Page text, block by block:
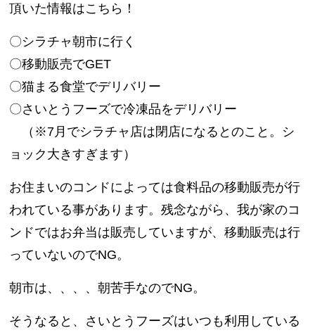
頂いた情報はこちら！
〇シラチャ朝市に行く
〇移動販売でGET
〇猫まる食堂でデリバリー
〇さいとうフーズで冷凍品をデリバリー
（※7月でシラチャ店は閉店になるとのこと。シ
ョック大きすぎます）
お住まいのコンドによっては食料品の移動販売が行
われている事があります。残念ながら、我が家のコ
ンドではお弁当は販売していますが、移動販売は行
っていないのでNG。
朝市は、、、、朝苦手なのでNG。
そうなると、さいとうフーズはいつも利用している